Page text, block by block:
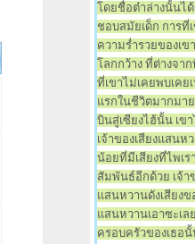
โดยชื่อต๋าล่างนั้นไ
ชอบสมัยเด็ก การที่
ความร่ำรวยของเ
โลกกว้าง ที่ต่างจา
ที่เขาไม่เคยพบเค
แรกในชีวิตมากมาย
บินสู่เซียงไฮ้นั้น เข
เจ้าของเสียงแสนห
น้อยที่มีเสียงที่ไพเ
สัมพันธ์อีกด้วย เจ้า
แสนหวานดังเสียงข
แสนหวานเอาซะเล
ครอบครัวของเธอ